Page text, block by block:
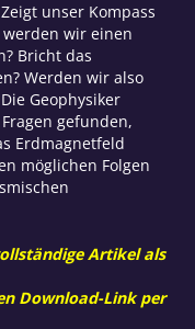
unser Kompass
wir einen
Bricht das
Werden wir also
Geophysiker
gefunden,
Erdmagnetfeld
möglichen Folgen
Artikel als
Download-Link per